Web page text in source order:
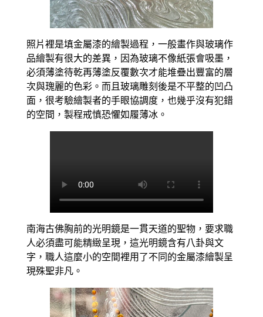
照片裡是填金屬漆的繪製過程，一般畫作與玻璃作
品繪製有很大的差異，因為玻璃不像紙張會吸墨，
必須薄塗待乾再薄塗反覆數次才能堆疊出豐富的層
次與瑰麗的色彩。而且玻璃雕刻後是不平整的凹凸
面，很考驗繪製者的手眼協調度，也幾乎沒有犯錯
的空間，製程戒慎恐懼如履薄冰。
南海古佛胸前的光明鏡是一貫天道的聖物，要求職
人必須盡可能精緻呈現，這光明鏡含有八卦與文
字，職人這麼小的空間裡用了不同的金屬漆繪製呈
現殊聖非凡。